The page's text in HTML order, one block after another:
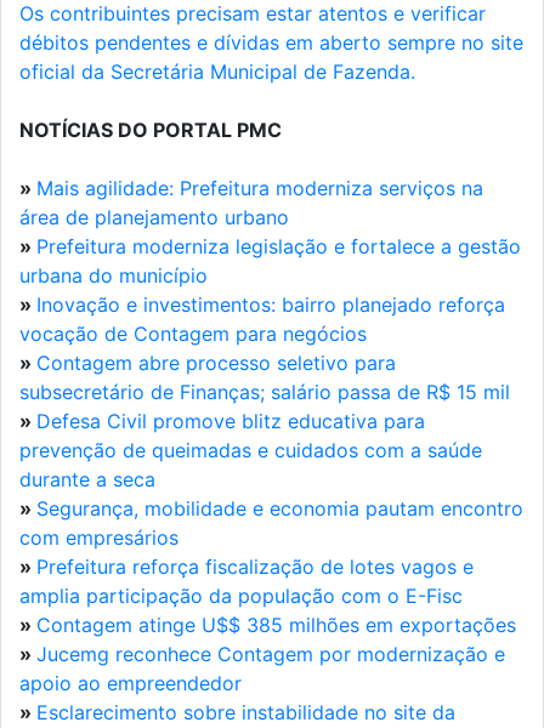
Os contribuintes precisam estar atentos e verificar
débitos pendentes e dívidas em aberto sempre no site
oficial da Secretária Municipal de Fazenda.
NOTÍCIAS DO PORTAL PMC
» Mais agilidade: Prefeitura moderniza serviços na
área de planejamento urbano
» Prefeitura moderniza legislação e fortalece a gestão
urbana do município
» Inovação e investimentos: bairro planejado reforça
vocação de Contagem para negócios
» Contagem abre processo seletivo para
subsecretário de Finanças; salário passa de R$ 15 mil
» Defesa Civil promove blitz educativa para
prevenção de queimadas e cuidados com a saúde
durante a seca
» Segurança, mobilidade e economia pautam encontro
com empresários
» Prefeitura reforça fiscalização de lotes vagos e
amplia participação da população com o E-Fisc
» Contagem atinge U$$ 385 milhões em exportações
» Jucemg reconhece Contagem por modernização e
apoio ao empreendedor
» Esclarecimento sobre instabilidade no site da